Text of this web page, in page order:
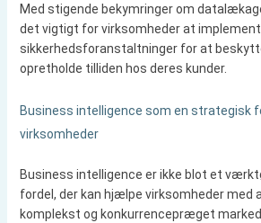
Med stigende bekymringer om
det vigtigt for virksomheder at
sikkerhedsforanstaltninger for at
opretholde tilliden hos deres kunder.
Business intelligence som en strategisk
virksomheder
Business intelligence er ikke blot et
fordel, der kan hjælpe virksomheder med
komplekst og konkurrencepræget